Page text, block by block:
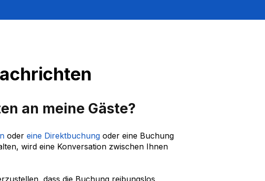
an meine Gäste?
odereine Direktbuchungoder eine Buchung
wird eine Konversation zwischen Ihnen